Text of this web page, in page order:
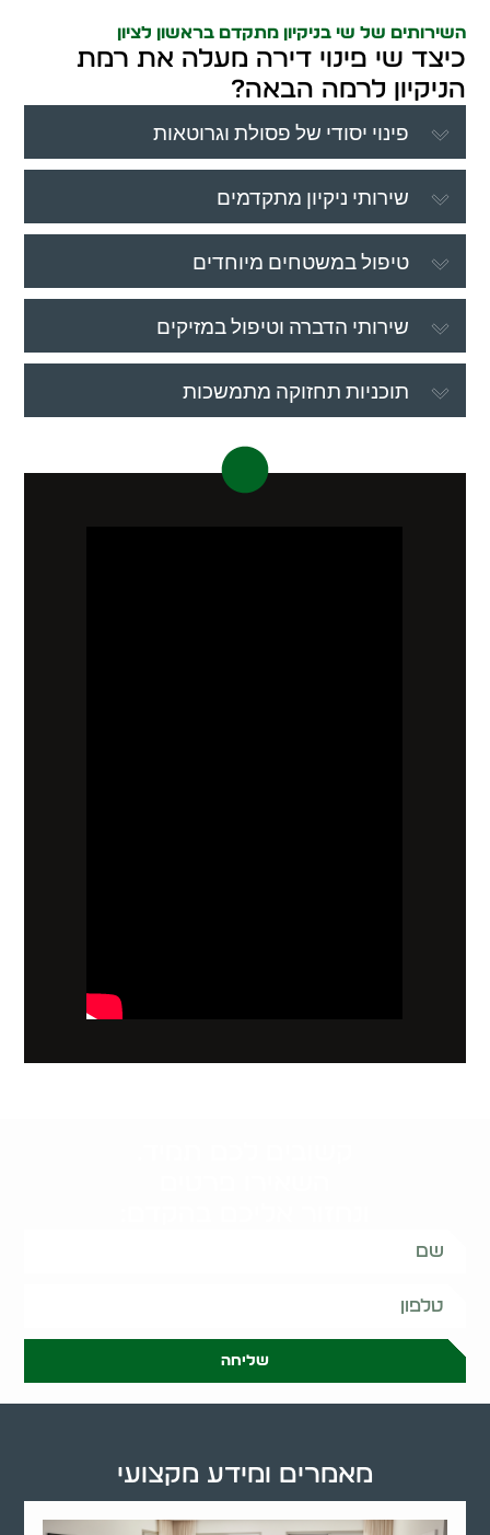
השירותים של שי בניקיון מתקדם בראשון לציון
כיצד שי פינוי דירה מעלה את רמת
הניקיון לרמה הבאה?
פינוי יסודי של פסולת וגרוטאות
שירותי ניקיון מתקדמים
טיפול במשטחים מיוחדים
שירותי הדברה וטיפול במזיקים
תוכניות תחזוקה מתמשכות
שליחה
מאמרים ומידע מקצועי